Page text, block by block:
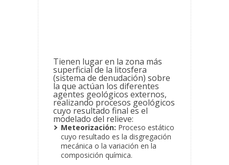
Tienen lugar en la zona más
superficial de la litosfera
(sistema de denudación) sobre
la que actúan los diferentes
agentes geológicos externos,
realizando procesos geológicos
cuyo resultado final es el
modelado del relieve:
Meteorización: Proceso estático
cuyo resultado es la disgregación
mecánica o la variación en la
composición química.